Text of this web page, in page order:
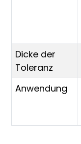
Dicke der
Toleranz
Anwendung